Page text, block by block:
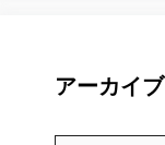
アーカイブ